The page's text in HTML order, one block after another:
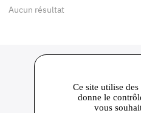
Aucun résultat
Ce site utilise
donne le
vous